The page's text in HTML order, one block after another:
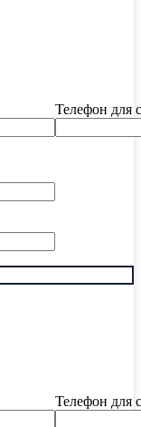
Телефон для
Телефон для